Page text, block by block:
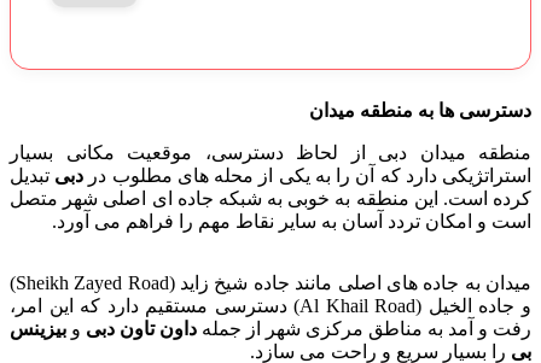
دسترسی ها به منطقه میدان
منطقه میدان دبی از لحاظ دسترسی، موقعیت مکانی بسیار
استراتژیکی دارد که آن را به یکی از محله های مطلوب در دبی تبدیل
کرده است. این منطقه به خوبی به شبکه جاده ای اصلی شهر متصل
است و امکان تردد آسان به سایر نقاط مهم را فراهم می آورد.
میدان به جاده های اصلی مانند جاده شیخ زاید (Sheikh Zayed Road)
و جاده الخیل (Al Khail Road) دسترسی مستقیم دارد که این امر،
رفت و آمد به مناطق مرکزی شهر از جمله داون تاون دبی و بیزینس
بی را بسیار سریع و راحت می سازد.